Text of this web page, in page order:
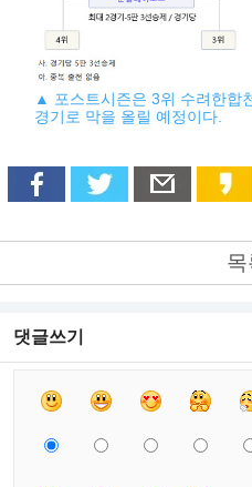
▲ 포스트시즌은 3위 수려한합
경기로 막을 올릴 예정이다.
목
댓글쓰기